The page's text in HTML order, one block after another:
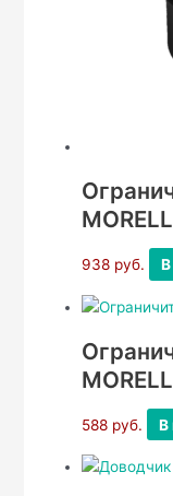
938 руб. В
588 руб. В